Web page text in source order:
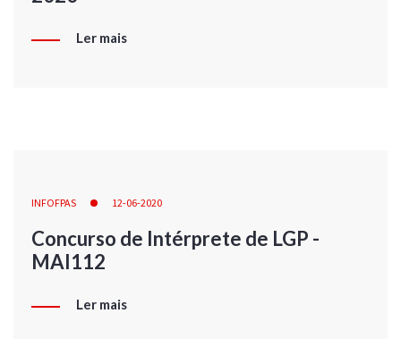
Ler mais
INFOFPAS 12-06-2020
Concurso de Intérprete de LGP -
MAI112
Ler mais